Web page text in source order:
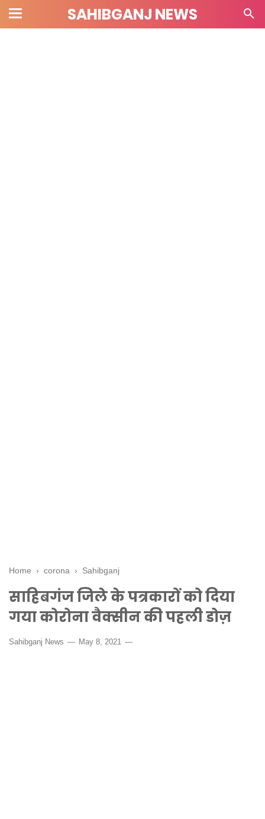
SAHIBGANJ NEWS
Home › corona › Sahibganj
साहिबगंज जिले के पत्रकारों को दिया
गया कोरोना वैक्सीन की पहली डोज़
Sahibganj News May 8, 2021